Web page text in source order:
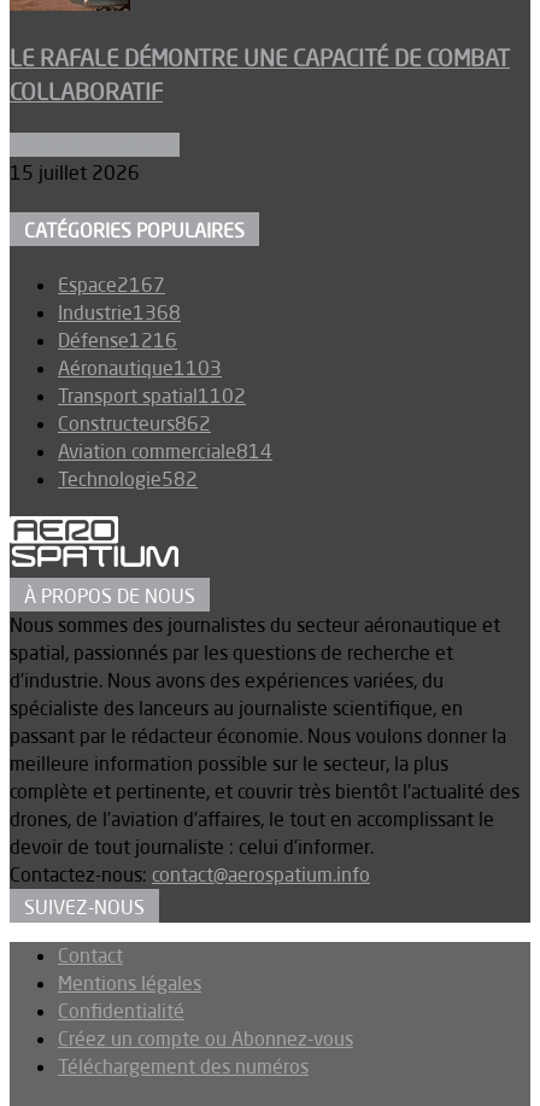
LE RAFALE DÉMONTRE UNE CAPACITÉ DE COMBAT
COLLABORATIF
15 juillet 2026
CATÉGORIES POPULAIRES
Espace2167
Industrie1368
Défense1216
Aéronautique1103
Transport spatial1102
Constructeurs862
Aviation commerciale814
Technologie582
À PROPOS DE NOUS
Nous sommes des journalistes du secteur aéronautique et
spatial, passionnés par les questions de recherche et
d’industrie. Nous avons des expériences variées, du
spécialiste des lanceurs au journaliste scientifique, en
passant par le rédacteur économie. Nous voulons donner la
meilleure information possible sur le secteur, la plus
complète et pertinente, et couvrir très bientôt l’actualité des
drones, de l’aviation d’affaires, le tout en accomplissant le
devoir de tout journaliste : celui d’informer.
Contactez-nous: contact@aerospatium.info
SUIVEZ-NOUS
Contact
Mentions légales
Confidentialité
Créez un compte ou Abonnez-vous
Téléchargement des numéros